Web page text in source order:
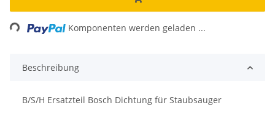
Komponenten werden geladen ...
Beschreibung
B/S/H Ersatzteil Bosch Dichtung für Staubsauger